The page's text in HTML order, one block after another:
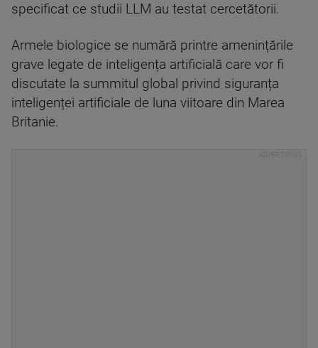
specificat ce studii LLM au testat cercetătorii.
Armele biologice se numără printre amenințările
grave legate de inteligența artificială care vor fi
discutate la summitul global privind siguranța
inteligenței artificiale de luna viitoare din Marea
Britanie.